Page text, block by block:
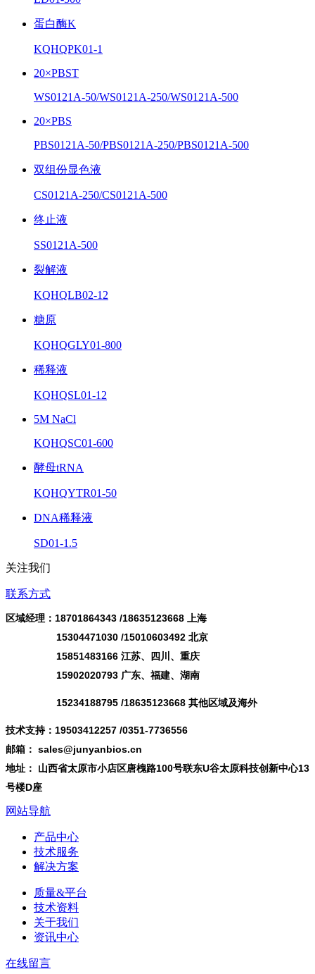
蛋白酶K
KQHQPK01-1
20×PBST
WS0121A-50/WS0121A-250/WS0121A-500
20×PBS
PBS0121A-50/PBS0121A-250/PBS0121A-500
双组份显色液
CS0121A-250/CS0121A-500
终止液
SS0121A-500
裂解液
KQHQLB02-12
糖原
KQHQGLY01-800
稀释液
KQHQSL01-12
5M NaCl
KQHQSC01-600
酵母tRNA
KQHQYTR01-50
DNA稀释液
SD01-1.5
关注我们
联系方式
区域经理：18701864343 /18635123668 上海
15304471030 /15010603492 北京
15851483166 江苏、四川、重庆
15902020793 广东、福建、湖南
15234188795 /18635123668 其他区域及海外
技术支持：19503412257 /0351-7736556
邮箱： sales@junyanbios.cn
地址： 山西省太原市小店区唐槐路100号联东U谷太原科技创新中心13
号楼D座
网站导航
产品中心
技术服务
解决方案
质量&平台
技术资料
关于我们
资讯中心
在线留言